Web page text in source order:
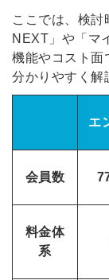
ここでは、検
NEXT」や「マ
機能やコスト面
分かりやすく解
エ
会員数
料金体
系
をご利用する